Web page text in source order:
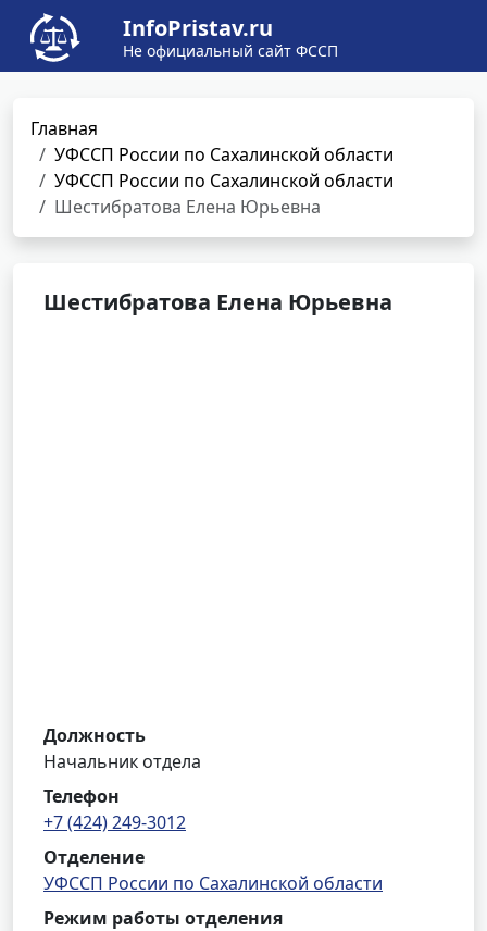
InfoPristav.ru
Не официальный сайт ФССП
Главная
УФССП России по Сахалинской области
УФССП России по Сахалинской области
Шестибратова Елена Юрьевна
Шестибратова Елена Юрьевна
Должность
Начальник отдела
Телефон
+7 (424) 249-3012
Отделение
УФССП России по Сахалинской области
Режим работы отделения